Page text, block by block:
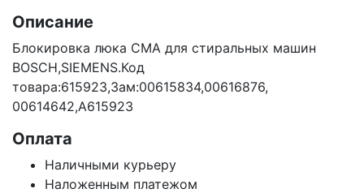
Описание
Блокировка люка СМА для стиральных машин
BOSCH,SIEMENS.Код
товара:615923,Зам:00615834,00616876,
00614642,А615923
Оплата
Наличными курьеру
Наложенным платежом